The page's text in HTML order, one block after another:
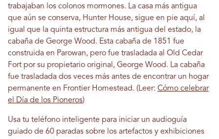
trabajaban los colonos mormones. La casa más antigua
que aún se conserva, Hunter House, sigue en pie aquí, al
igual que la quinta estructura más antigua del estado, la
cabaña de George Wood. Esta cabaña de 1851 fue
construida en Parowan, pero fue trasladada al Old Cedar
Fort por su propietario original, George Wood. La cabaña
fue trasladada dos veces más antes de encontrar un hogar
permanente en Frontier Homestead. (Leer: Cómo celebrar
el Día de los Pioneros)
Usa tu teléfono inteligente para iniciar un audioguía
guiado de 60 paradas sobre los artefactos y exhibiciones